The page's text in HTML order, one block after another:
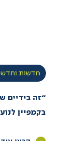
חדשות
“זה בידיים
בקמפיין